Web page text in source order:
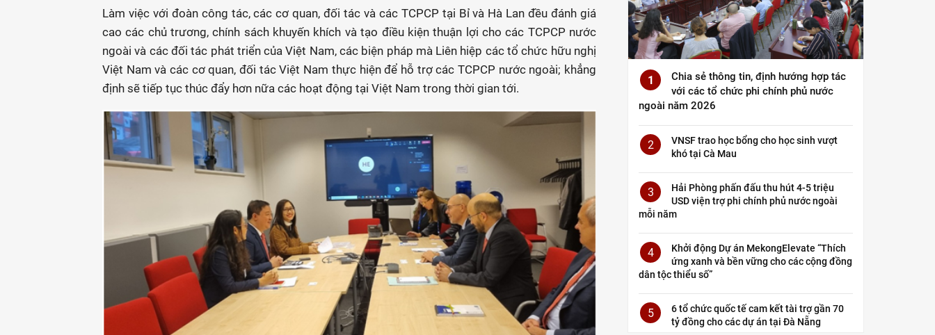
Làm việc với đoàn công tác, các cơ quan, đối tác và các TCPCP tại Bỉ và Hà Lan đều đánh giá
cao các chủ trương, chính sách khuyến khích và tạo điều kiện thuận lợi cho các TCPCP nước
ngoài và các đối tác phát triển của Việt Nam, các biện pháp mà Liên hiệp các tổ chức hữu nghị
Việt Nam và các cơ quan, đối tác Việt Nam thực hiện để hỗ trợ các TCPCP nước ngoài; khẳng
định sẽ tiếp tục thúc đẩy hơn nữa các hoạt động tại Việt Nam trong thời gian tới.
1
Chia sẻ thông tin, định hướng hợp tác
với các tổ chức phi chính phủ nước
ngoài năm 2026
2
VNSF trao học bổng cho học sinh vượt
khó tại Cà Mau
3
Hải Phòng phấn đấu thu hút 4-5 triệu
USD viện trợ phi chính phủ nước ngoài
mỗi năm
4
Khởi động Dự án MekongElevate “Thích
ứng xanh và bền vững cho các cộng đồng
dân tộc thiểu số”
5
6 tổ chức quốc tế cam kết tài trợ gần 70
tỷ đồng cho các dự án tại Đà Nẵng